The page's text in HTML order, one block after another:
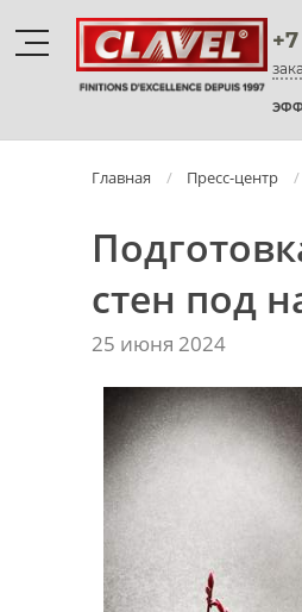
фактурные
флоки
краски
воски и лаки
штукатурки
грунтовки
Главная Пресс-центр
стен под
25 июня 2024